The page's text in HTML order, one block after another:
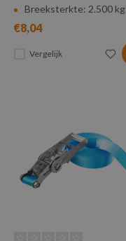
Breeksterkte: 2.500 kg
€8,04
Vergelijk